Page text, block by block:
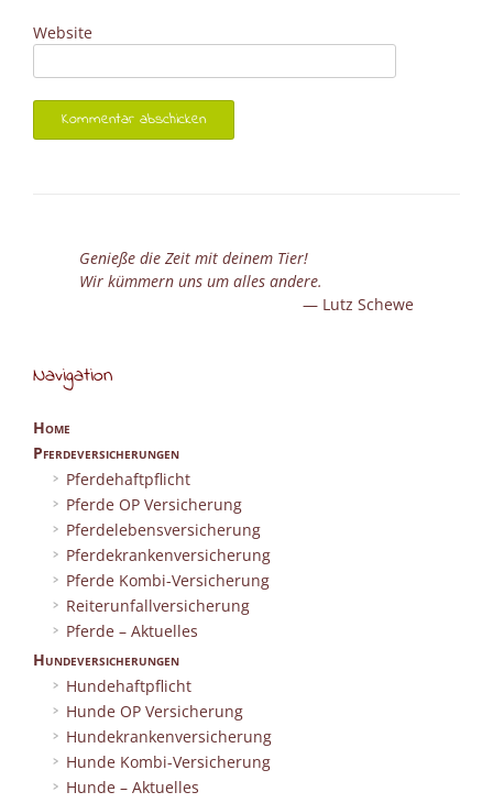
Website
Genieße die Zeit mit deinem Tier!
Wir kümmern uns um alles andere.
Lutz Schewe
Navigation
Home
Pferdeversicherungen
Pferdehaftpflicht
Pferde OP Versicherung
Pferdelebensversicherung
Pferdekrankenversicherung
Pferde Kombi-Versicherung
Reiterunfallversicherung
Pferde – Aktuelles
Hundeversicherungen
Hundehaftpflicht
Hunde OP Versicherung
Hundekrankenversicherung
Hunde Kombi-Versicherung
Hunde – Aktuelles